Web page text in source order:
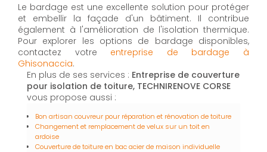
Le bardage est une excellente solution pour protéger
et embellir la façade d'un bâtiment. Il contribue
également à l'amélioration de l'isolation thermique.
Pour explorer les options de bardage disponibles,
contactez votre entreprise de bardage à
Ghisonaccia.
En plus de ses services : Entreprise de couverture
pour isolation de toiture, TECHNIRENOVE CORSE
vous propose aussi :
Bon artisan couvreur pour réparation et rénovation de toiture
Changement et remplacement de velux sur un toit en
ardoise
Couverture de toiture en bac acier de maison individuelle